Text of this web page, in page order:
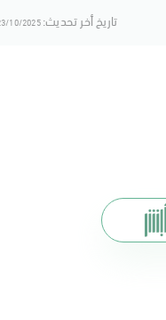
تاريخ أخر تحديث:10/2025 13:10